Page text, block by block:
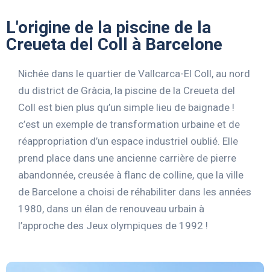
L'origine de la piscine de la
Creueta del Coll à Barcelone
Nichée dans le quartier de Vallcarca-El Coll, au nord
du district de Gràcia, la piscine de la Creueta del
Coll est bien plus qu’un simple lieu de baignade !
c’est un exemple de transformation urbaine et de
réappropriation d’un espace industriel oublié. Elle
prend place dans une ancienne carrière de pierre
abandonnée, creusée à flanc de colline, que la ville
de Barcelone a choisi de réhabiliter dans les années
1980, dans un élan de renouveau urbain à
l’approche des Jeux olympiques de 1992 !